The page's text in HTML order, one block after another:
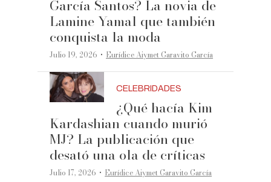
García Santos? La novia de
Lamine Yamal que también
conquista la moda
Julio 19, 2026 ·Eurídice Aiymet Garavito García
CELEBRIDADES
¿Qué hacía Kim
Kardashian cuando murió
MJ? La publicación que
desató una ola de críticas
Julio 17, 2026 ·Eurídice Aiymet Garavito García